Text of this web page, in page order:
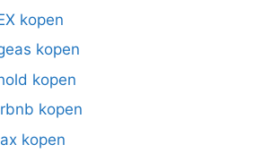
kopen
kopen
kopen
kopen
kopen